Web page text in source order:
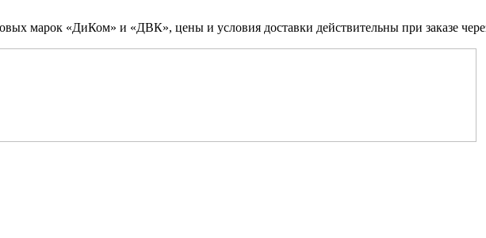
марок «ДиКом» и «ДВК», цены и условия доставки действительны при заказе